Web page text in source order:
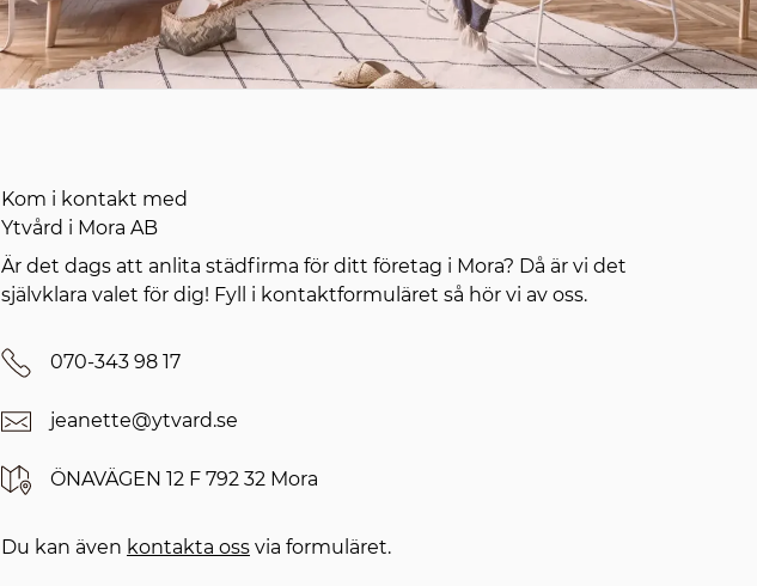
Kom i kontakt med
Ytvård i Mora AB
Är det dags att anlita städfirma för ditt företag i Mora? Då är vi det
självklara valet för dig! Fyll i kontaktformuläret så hör vi av oss.
Telefonnummer
070-343 98 17
E-postadress
jeanette@ytvard.se
AdressÖNAVÄGEN 12 F 792 32 Mora
Du kan även kontakta ossvia formuläret.